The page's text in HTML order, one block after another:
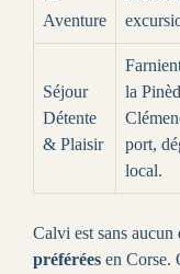
Aventure
Séjour
Détente
& Plaisir
la
port,
local.
Calvi est sans aucun
préférées en Corse.